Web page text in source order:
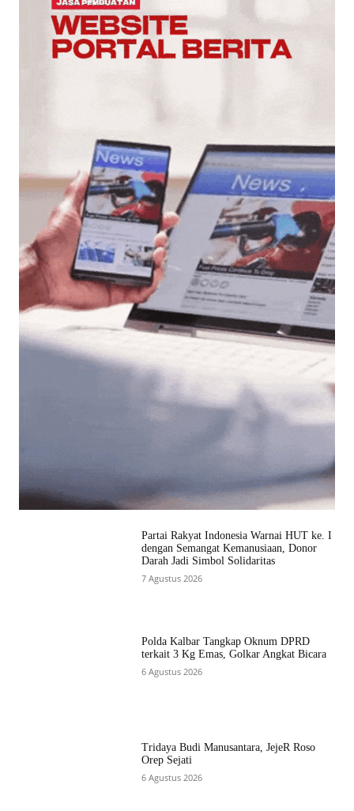
Partai Rakyat Indonesia Warnai HUT ke. I
dengan Semangat Kemanusiaan, Donor
Darah Jadi Simbol Solidaritas
7 Agustus 2026
Polda Kalbar Tangkap Oknum DPRD
terkait 3 Kg Emas, Golkar Angkat Bicara
6 Agustus 2026
Tridaya Budi Manusantara, JejeR Roso
Orep Sejati
6 Agustus 2026